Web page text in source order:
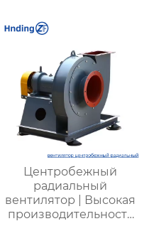
экстремальных
условиях
Центробежный
радиальный
вентилятор | Высокая
производительность